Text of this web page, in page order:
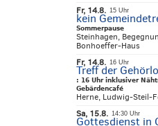
Fr, 14.8. 15 Uhr
kein
Sommerpause
Steinhagen,
Bonhoeffer-Haus
Fr, 14.8. 16 Uhr
Treff der
: 16 Uhr inklusiver
Gebärdencafé
Herne, Ludwig-Steil-
Sa, 15.8. 14:30 Uhr
Gottesdienst in